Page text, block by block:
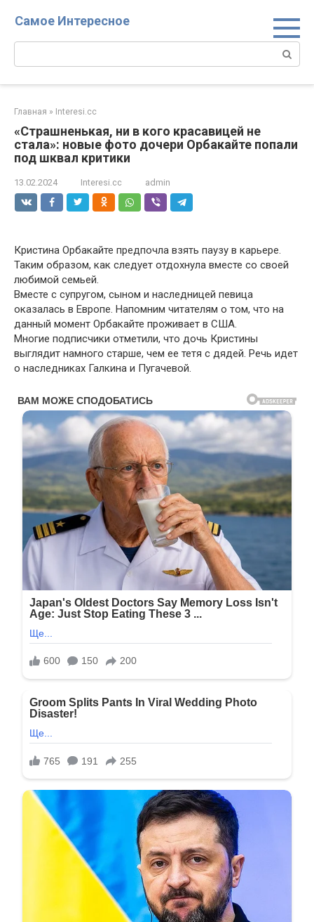
Самое Интересное
Поиск:
Главная » Interesi.cc
«Страшненькая, ни в кого красавицей не
стала»: новые фото дочери Орбакайте попали
под шквал критики
13.02.2024 Interesi.cc admin
Кристина Орбакайте предпочла взять паузу в карьере.
Таким образом, как следует отдохнула вместе со своей
любимой семьей.
Вместе с супругом, сыном и наследницей певица
оказалась в Европе. Напомним читателям о том, что на
данный момент Орбакайте проживает в США.
Многие подписчики отметили, что дочь Кристины
выглядит намного старше, чем ее тетя с дядей. Речь идет
о наследниках Галкина и Пугачевой.